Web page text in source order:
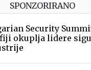
SPONZORIRANO
Security
okuplja lidere